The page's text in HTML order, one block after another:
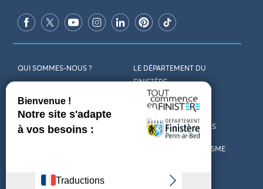
QUI SOMMES-NOUS ?
LE DÉPARTEMENT DU
FINISTÈRE
REJOIGNEZ-NOUS VENIR EN FINISTÈRE
CONTACT CARTES ET BROCHURES
LES OFFICES DE TOURISME